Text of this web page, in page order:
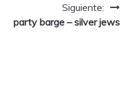
Siguiente:
party barge – silver jews